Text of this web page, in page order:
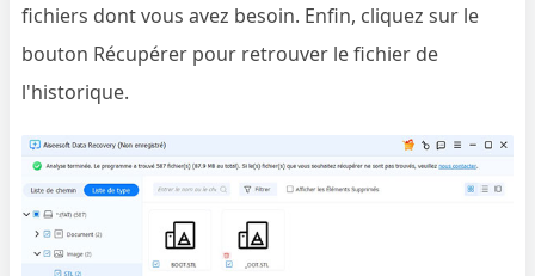
fichiers dont vous avez besoin. Enfin, cliquez sur le
bouton Récupérer pour retrouver le fichier de
l'historique.